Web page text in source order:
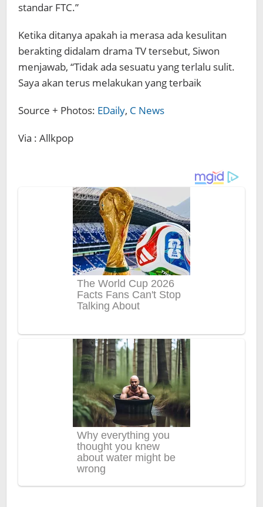
standar FTC.”
Ketika ditanya apakah ia merasa ada kesulitan
berakting didalam drama TV tersebut, Siwon
menjawab, “Tidak ada sesuatu yang terlalu sulit.
Saya akan terus melakukan yang terbaik
Source + Photos: EDaily, C News
Via : Allkpop